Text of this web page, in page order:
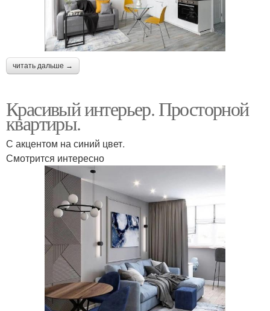
читать дальше →
Красивый интерьер. Просторной
квартиры.
С акцентом на синий цвет.
Смотрится интересно